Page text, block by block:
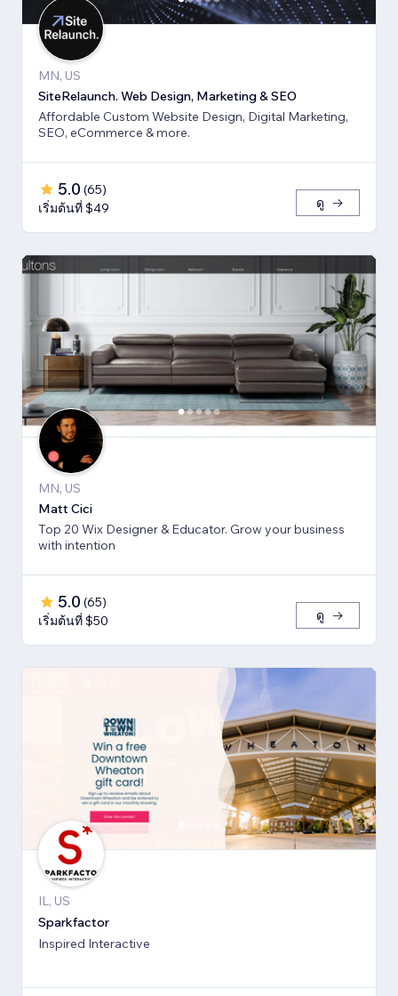
MN, US
SiteRelaunch. Web Design, Marketing & SEO
Affordable Custom Website Design, Digital Marketing,
SEO, eCommerce & more.
5.0 (65)
เริ่มต้นที่ $49
ดู
MN, US
Matt Cici
Top 20 Wix Designer & Educator. Grow your business
with intention
5.0 (65)
เริ่มต้นที่ $50
ดู
IL, US
Sparkfactor
Inspired Interactive